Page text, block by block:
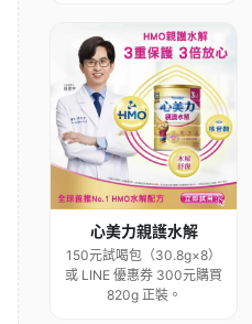
心美力親護水解
150元試喝包（30.8g×8）
或 LINE 優惠券 300元購買
820g 正裝。